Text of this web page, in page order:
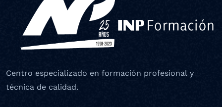
Centro especializado en formación profesional y
técnica de calidad.